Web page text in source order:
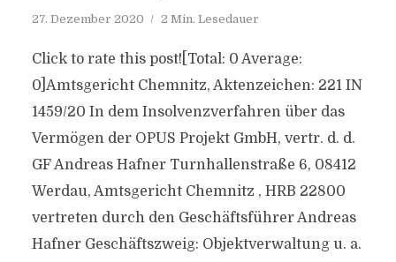
27. Dezember 2020 2 Min. Lesedauer
Click to rate this post![Total: 0 Average:
0]Amtsgericht Chemnitz, Aktenzeichen: 221 IN
1459/20 In dem Insolvenzverfahren über das
Vermögen der OPUS Projekt GmbH, vertr. d. d.
GF Andreas Hafner Turnhallenstraße 6, 08412
Werdau, Amtsgericht Chemnitz , HRB 22800
vertreten durch den Geschäftsführer Andreas
Hafner Geschäftszweig: Objektverwaltung u. a.